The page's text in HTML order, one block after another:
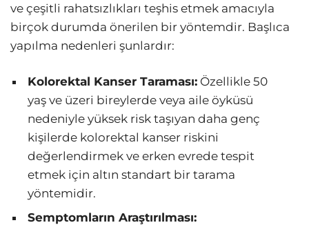
ve çeşitli rahatsızlıkları teşhis etmek amacıyla
birçok durumda önerilen bir yöntemdir. Başlıca
yapılma nedenleri şunlardır:
Kolorektal Kanser Taraması: Özellikle 50
yaş ve üzeri bireylerde veya aile öyküsü
nedeniyle yüksek risk taşıyan daha genç
kişilerde kolorektal kanser riskini
değerlendirmek ve erken evrede tespit
etmek için altın standart bir tarama
yöntemidir.
Semptomların Araştırılması: